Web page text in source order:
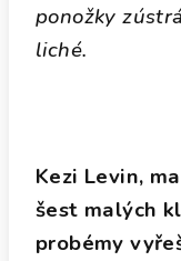
ponožky
liché.
Kezi Levin,
šest malých
probémy